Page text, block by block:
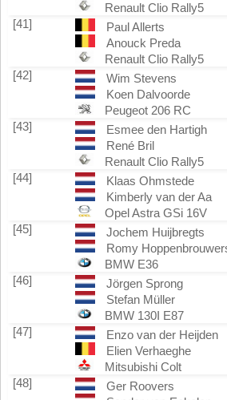
Renault Clio Rally5
[41]
Paul Allerts
Anouck Preda
Renault Clio Rally5
[42]
Wim Stevens
Koen Dalvoorde
Peugeot 206 RC
[43]
Esmee den Hartigh
René Bril
Renault Clio Rally5
[44]
Klaas Ohmstede
Kimberly van der Aa
Opel Astra GSi 16V
[45]
Jochem Huijbregts
Romy
BMW E36
[46]
Jörgen Sprong
Stefan Müller
BMW 130I E87
[47]
Enzo van der Heijden
Elien Verhaeghe
Mitsubishi Colt
[48]
Ger Roovers